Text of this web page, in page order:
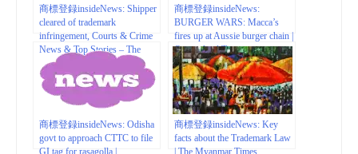
商標登録insideNews: Shipper
cleared of trademark
infringement, Courts & Crime
News & Top Stories – The
Straits Times
商標登録insideNews:
BURGER WARS: Macca’s
fires up at Aussie burger chain |
Queensland Times
商標登録insideNews: Odisha
govt to approach CTTC to file
商標登録insideNews: Key
facts about the Trademark Law